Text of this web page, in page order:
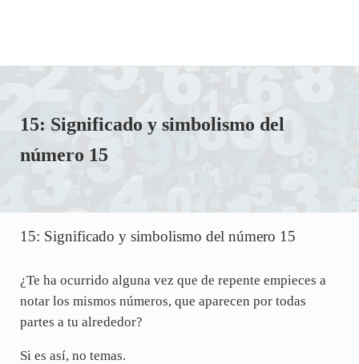
15: Significado y simbolismo del
número 15
15: Significado y simbolismo del número 15
¿Te ha ocurrido alguna vez que de repente empieces a
notar los mismos números, que aparecen por todas
partes a tu alrededor?
Si es así, no temas.